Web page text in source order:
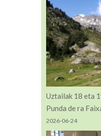
Uztailak 18 eta
Punda de ra
2026-06-24